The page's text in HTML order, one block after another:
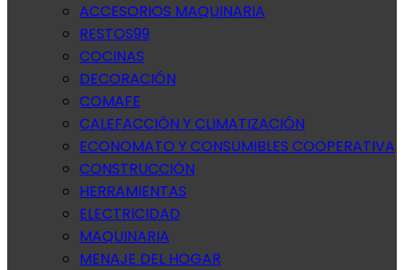
ACCESORIOS MAQUINARIA
RESTOS99
COCINAS
DECORACIÓN
COMAFE
CALEFACCIÓN Y CLIMATIZACIÓN
ECONOMATO Y CONSUMIBLES COOPERATIVA
CONSTRUCCIÓN
HERRAMIENTAS
ELECTRICIDAD
MAQUINARIA
MENAJE DEL HOGAR